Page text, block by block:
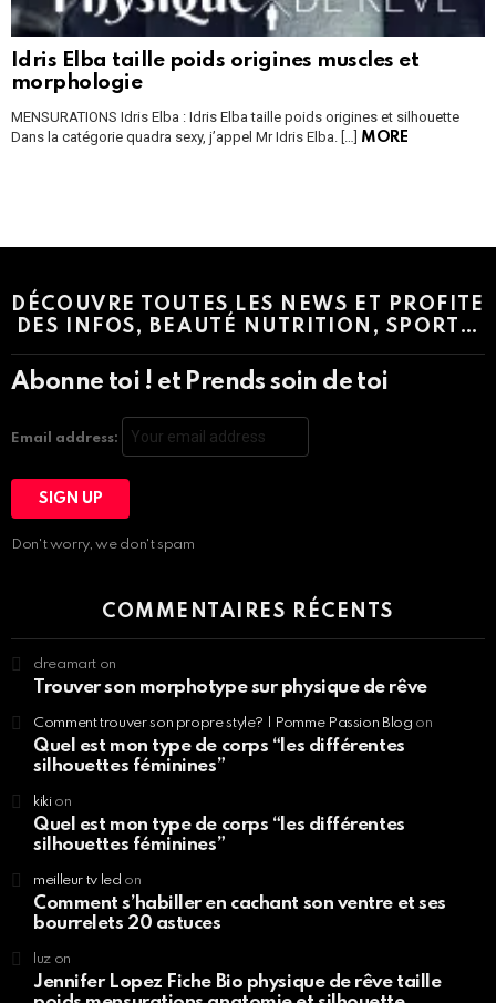
Idris Elba taille poids origines muscles et
morphologie
MENSURATIONS Idris Elba : Idris Elba taille poids origines et silhouette
Dans la catégorie quadra sexy, j’appel Mr Idris Elba. […] MORE
DÉCOUVRE TOUTES LES NEWS ET PROFITE
DES INFOS, BEAUTÉ NUTRITION, SPORT…
Abonne toi ! et Prends soin de toi
Email address:
Don't worry, we don't spam
COMMENTAIRES RÉCENTS
dreamart on
Trouver son morphotype sur physique de rêve
Comment trouver son propre style? | Pomme Passion Blog on
Quel est mon type de corps “les différentes
silhouettes féminines”
kikion
Quel est mon type de corps “les différentes
silhouettes féminines”
meilleur tv led on
Comment s’habiller en cachant son ventre et ses
bourrelets 20 astuces
luzon
Jennifer Lopez Fiche Bio physique de rêve taille